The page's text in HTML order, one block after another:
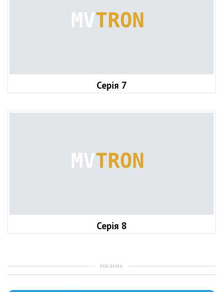
Серія 7
Серія 8
РЕКЛАМА